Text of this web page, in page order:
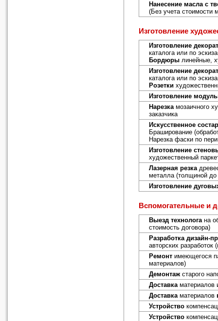
Нанесение масла с
(Без учета стоимости
Изготовление
Изготовление
каталога или по
Бордюры линейные,
Изготовление
каталога или по
Розетки
Изготовление
Нарезкамозаичного
заказчика
Искусственное
Браширование
Нарезка фаски по
Изготовление
художественный
Лазерная резка
металла (толщиной
Изготовление
Вспомогательные и
Выезд технологана
стоимость договора)
Разработка дизайн-
авторских разработок
Ремонт имеющегося
материалов)
Демонтажстарого
Доставкаматериалов
Доставкаматериалов
Устройство
Устройство